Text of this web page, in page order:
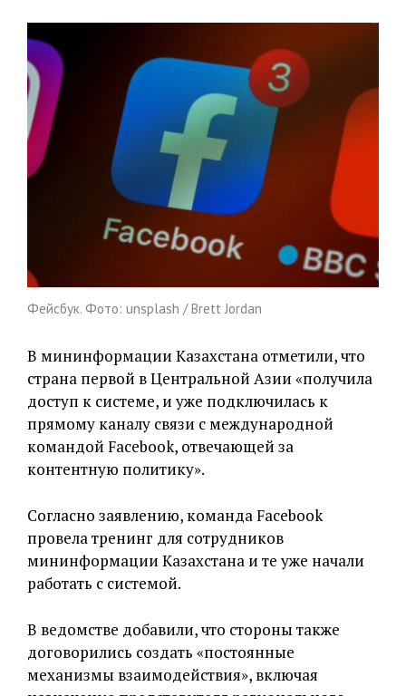
Фейсбук. Фото: unsplash / Brett Jordan
В мининформации Казахстана отметили, что
страна первой в Центральной Азии «получила
доступ к системе, и уже подключилась к
прямому каналу связи с международной
командой Facebook, отвечающей за
контентную политику».
Согласно заявлению, команда Facebook
провела тренинг для сотрудников
мининформации Казахстана и те уже начали
работать с системой.
В ведомстве добавили, что стороны также
договорились создать «постоянные
механизмы взаимодействия», включая